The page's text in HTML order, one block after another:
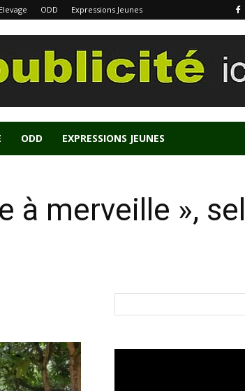
Elevage ODD Expressions Jeunes
ODD EXPRESSIONS JEUNES
à merveille »,